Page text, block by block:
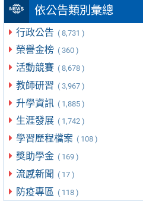
依公告類別彙總
行政公告 ( 8,731 )
榮譽金榜 ( 360 )
活動競賽 ( 8,678 )
教師研習 ( 3,967 )
升學資訊 ( 1,885 )
生涯發展 ( 1,742 )
學習歷程檔案 ( 108 )
獎助學金 ( 169 )
流感新聞 ( 17 )
防疫專區 ( 118 )